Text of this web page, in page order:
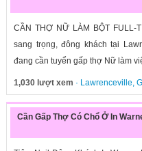
CẦN THỢ NỮ LÀM BỘT FULL-
sang trọng, đông khách tại
đang cần tuyển gấp thợ Nữ làm
1,030 lượt xem · Lawrenceville,
Cần Gấp Thợ Có Chổ Ở In